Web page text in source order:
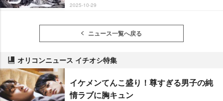
2025-10-29
ニュース一覧へ戻る
オリコンニュース イチオシ特集
イケメンてんこ盛り！尊すぎる男子の純
情ラブに胸キュン